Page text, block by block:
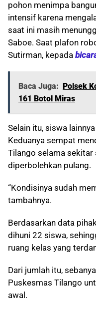
pohon menimpa
intensif karena
saat ini masih
Saboe. Saat plafon
Sutirman, kepada
Baca Juga: Polsek
161 Botol Miras
Selain itu, siswa
Keduanya sempat
Tilango selama sekitar
diperbolehkan pulang.
“Kondisinya sudah
tambahnya.
Berdasarkan data
dihuni 22 siswa,
ruang kelas yang
Dari jumlah itu,
Puskesmas Tilango
awal.